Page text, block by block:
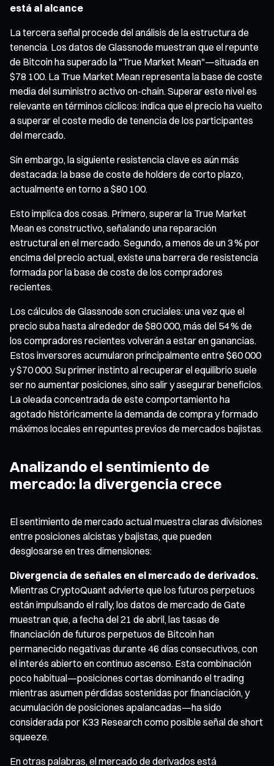
está al alcance
La tercera señal procede del análisis de la estructura de
tenencia. Los datos de Glassnode muestran que el repunte
de Bitcoin ha superado la "True Market Mean"—situada en
$78 100. La True Market Mean representa la base de coste
media del suministro activo on-chain. Superar este nivel es
relevante en términos cíclicos: indica que el precio ha vuelto
a superar el coste medio de tenencia de los participantes
del mercado.
Sin embargo, la siguiente resistencia clave es aún más
destacada: la base de coste de holders de corto plazo,
actualmente en torno a $80 100.
Esto implica dos cosas. Primero, superar la True Market
Mean es constructivo, señalando una reparación
estructural en el mercado. Segundo, a menos de un 3 % por
encima del precio actual, existe una barrera de resistencia
formada por la base de coste de los compradores
recientes.
Los cálculos de Glassnode son cruciales: una vez que el
precio suba hasta alrededor de $80 000, más del 54 % de
los compradores recientes volverán a estar en ganancias.
Estos inversores acumularon principalmente entre $60 000
y $70 000. Su primer instinto al recuperar el equilibrio suele
ser no aumentar posiciones, sino salir y asegurar beneficios.
La oleada concentrada de este comportamiento ha
agotado históricamente la demanda de compra y formado
máximos locales en repuntes previos de mercados bajistas.
Analizando el sentimiento de
mercado: la divergencia crece
El sentimiento de mercado actual muestra claras divisiones
entre posiciones alcistas y bajistas, que pueden
desglosarse en tres dimensiones:
Divergencia de señales en el mercado de derivados.
Mientras CryptoQuant advierte que los futuros perpetuos
están impulsando el rally, los datos de mercado de Gate
muestran que, a fecha del 21 de abril, las tasas de
financiación de futuros perpetuos de Bitcoin han
permanecido negativas durante 46 días consecutivos, con
el interés abierto en continuo ascenso. Esta combinación
poco habitual—posiciones cortas dominando el trading
mientras asumen pérdidas sostenidas por financiación, y
acumulación de posiciones apalancadas—ha sido
considerada por K33 Research como posible señal de short
squeeze.
En otras palabras, el mercado de derivados está